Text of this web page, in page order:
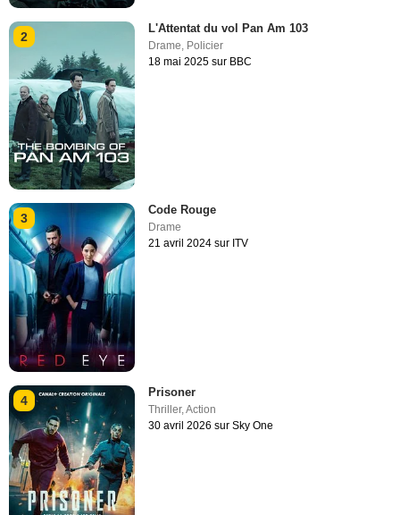
2
L'Attentat du vol Pan Am 103
Drame, Policier
18 mai 2025 sur BBC
3
Code Rouge
Drame
21 avril 2024 sur ITV
4
Prisoner
Thriller,Action
30 avril 2026 sur Sky One